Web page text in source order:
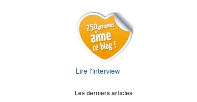
Lire l'interview
Les derniers articles